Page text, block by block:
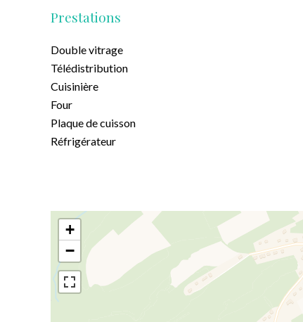
Prestations
Double vitrage
Télédistribution
Cuisinière
Four
Plaque de cuisson
Réfrigérateur
+
−